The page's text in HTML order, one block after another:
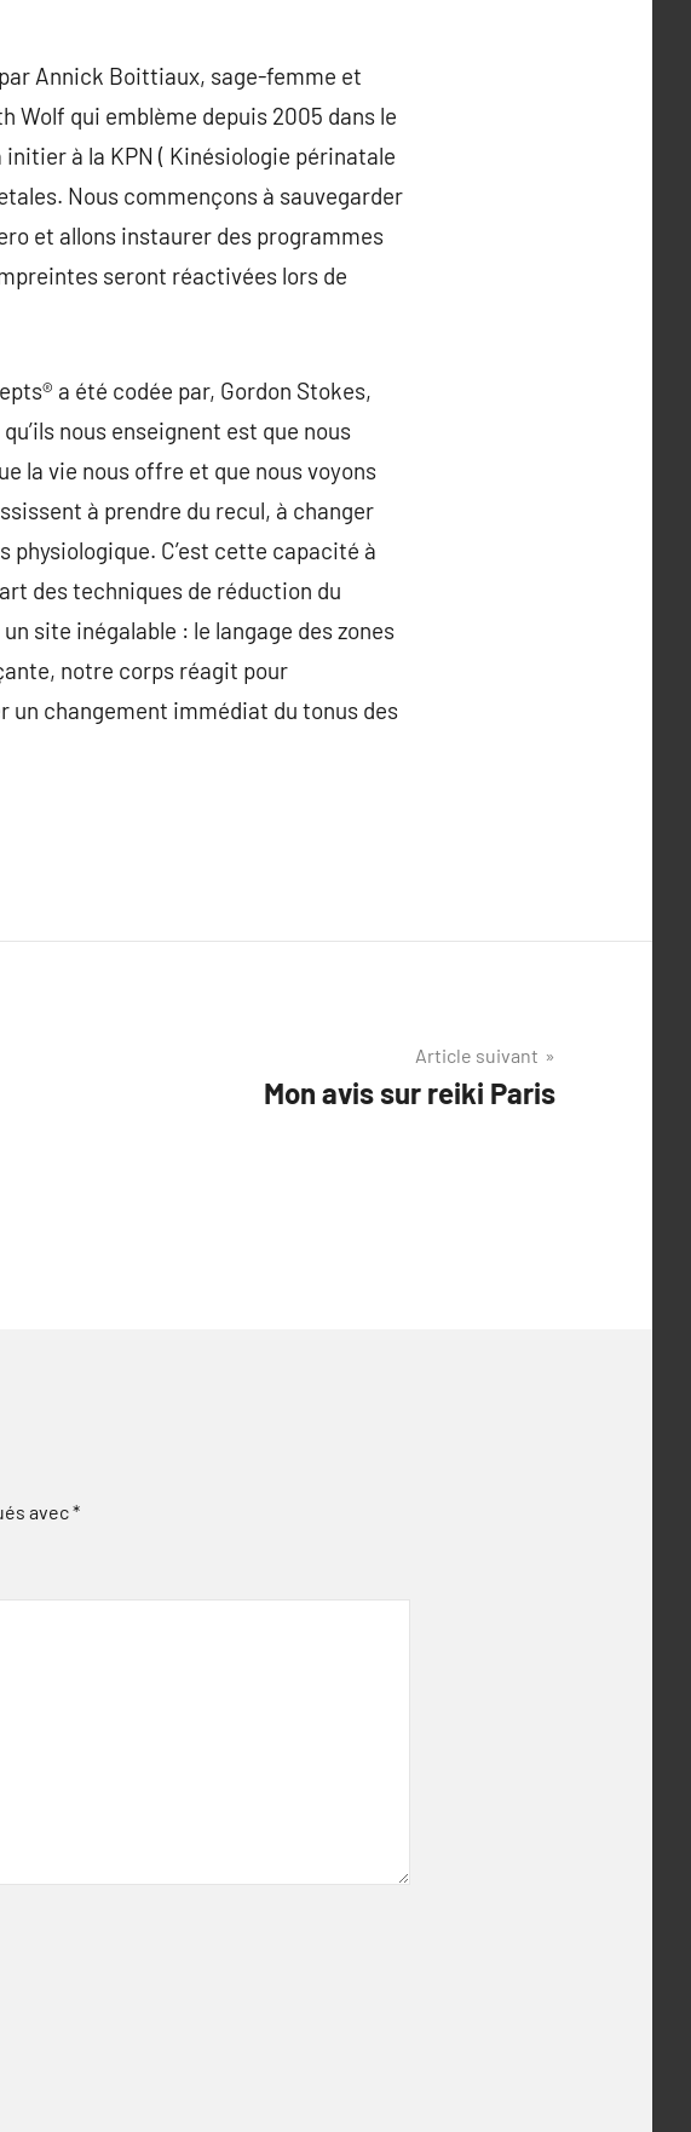
Annick Boittiaux, sage-femme et
Wolf qui emblème depuis 2005 dans le
à la KPN ( Kinésiologie périnatale
Nous commençons à sauvegarder
et allons instaurer des programmes
seront réactivées lors de
a été codée par, Gordon Stokes,
nous enseignent est que nous
la vie nous offre et que nous voyons
à prendre du recul, à changer
C’est cette capacité à
des techniques de réduction du
site inégalable : le langage des zones
notre corps réagit pour
un changement immédiat du tonus des
Article suivant
Mon avis sur reiki Paris
avec*